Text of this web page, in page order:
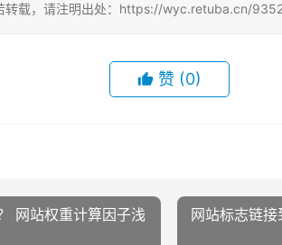
转载，请注明出处：https://wyc.retuba.cn/
赞 (0)
网站权重计算因子浅
网站标志链接